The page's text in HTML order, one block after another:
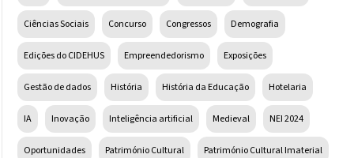
Ciências Sociais Concurso Congressos Demografia
Edições do CIDEHUS Empreendedorismo Exposições
Gestão de dados História História da Educação Hotelaria
IA Inovação Inteligência artificial Medieval NEI 2024
Oportunidades Património Cultural Património Cultural Imaterial